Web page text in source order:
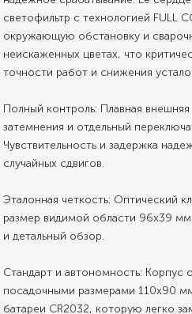
светофильтр с технологией FULL
окружающую обстановку и
неискаженных цветах, что
точности работ и снижения
Полный контроль: Плавная
затемнения и отдельный
Чувствительность и задержка
случайных сдвигов.
Эталонная четкость: Оптический
размер видимой области 96x39
и детальный обзор.
Стандарт и автономность: Корпус
посадочными размерами 110x90
батареи CR2032, которую легко